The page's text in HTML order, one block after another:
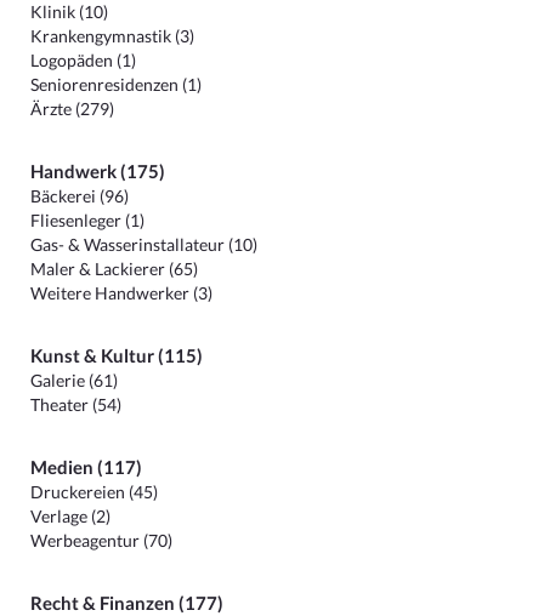
Klinik (10)
Krankengymnastik (3)
Logopäden (1)
Seniorenresidenzen (1)
Ärzte (279)
Handwerk (175)
Bäckerei (96)
Fliesenleger (1)
Gas- & Wasserinstallateur (10)
Maler & Lackierer (65)
Weitere Handwerker (3)
Kunst & Kultur (115)
Galerie (61)
Theater (54)
Medien (117)
Druckereien (45)
Verlage (2)
Werbeagentur (70)
Recht & Finanzen (177)